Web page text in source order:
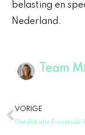
belasting en
Nederland.
Team
Vorige
VORIGE